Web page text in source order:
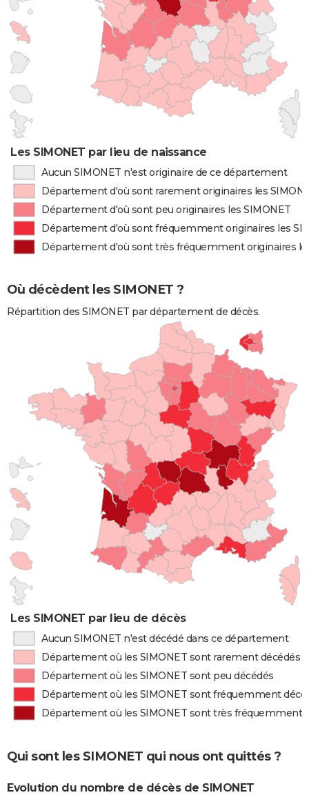
Les SIMONET par lieu de naissance
Aucun SIMONET n'est originaire de ce département
Département d'où sont rarement originaires les
Département d'où sont peu originaires les SIMONET
Département d'où sont fréquemment originaires les
Département d'où sont très fréquemment originaires
Où décèdent les SIMONET ?
Répartition des SIMONET par département de décès.
Les SIMONET par lieu de décès
Aucun SIMONET n'est décédé dans ce département
Département où les SIMONET sont rarement décédés
Département où les SIMONET sont peu décédés
Département où les SIMONET sont fréquemment
Département où les SIMONET sont très fréquemment
Qui sont les SIMONET qui nous ont quittés ?
Evolution du nombre de décès de SIMONET